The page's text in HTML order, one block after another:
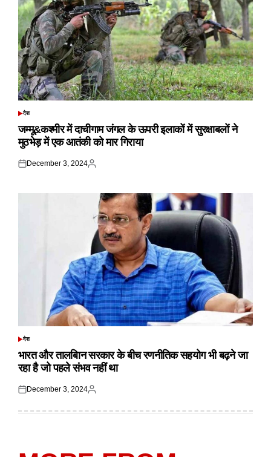
POSTED
देश
जम्मू&कश्मीर में दाचीगाम जंगल के ऊपरी इलाकों में सुरक्षाबलों ने
मुठभेड़ में एक आतंकी को मार गिराया
Posted
December 3, 2024
Posted
POSTED
देश
भारत और तालबिान सरकार के बीच रणनीतिक सहयोग भी बढ़ने जा
रहा है जो पहले संभव नहीं था
Posted
December 3, 2024
Posted